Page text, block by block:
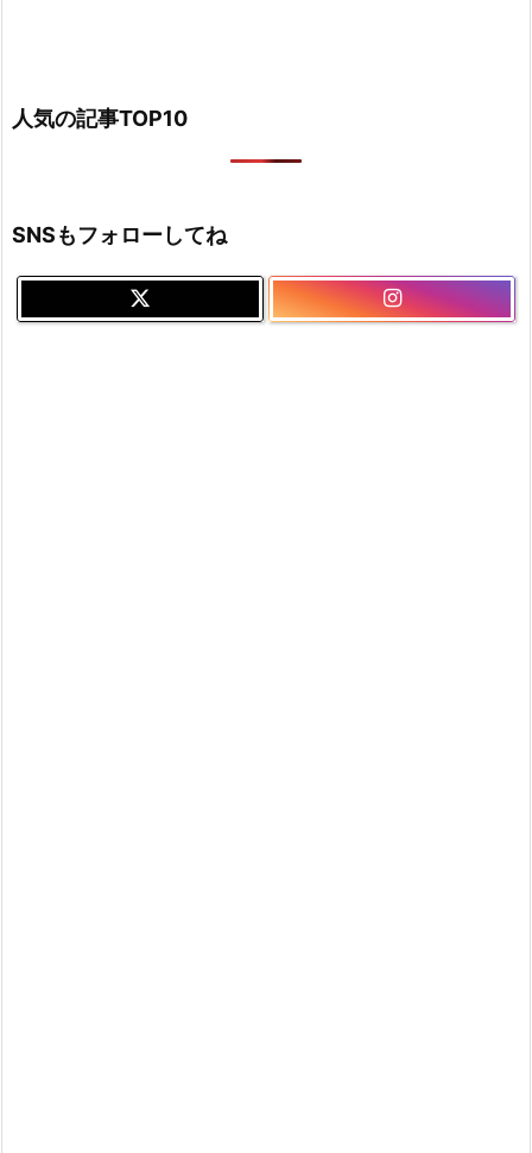
人気の記事TOP10
SNSもフォローしてね